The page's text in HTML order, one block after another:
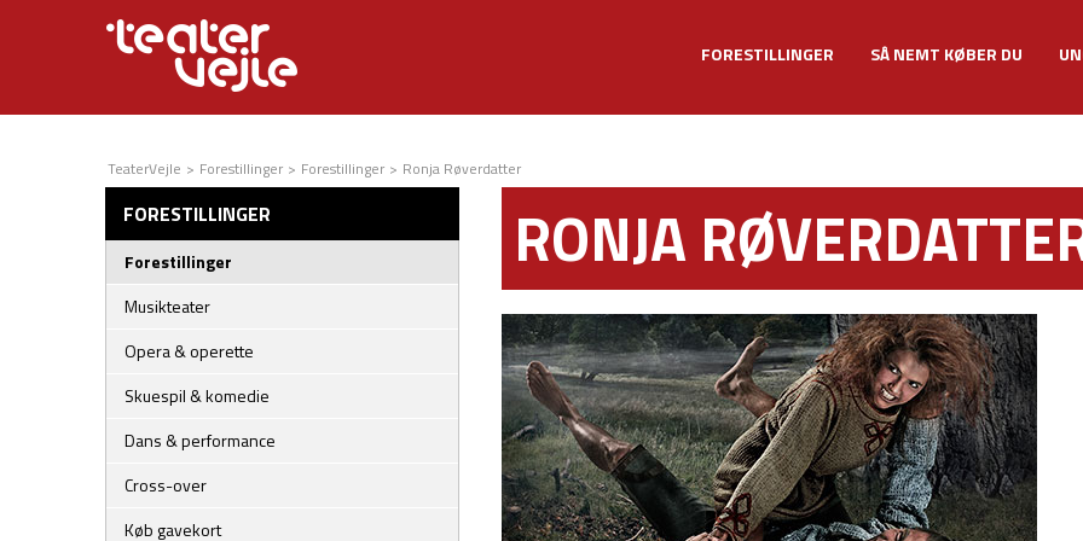
FORESTILLINGER SÅ NEMT KØBER DU
TeaterVejle > Forestillinger > Forestillinger > Ronja Røverdatter
FORESTILLINGER
Forestillinger
Musikteater
Opera & operette
Skuespil & komedie
Dans & performance
Cross-over
Køb gavekort
RONJA